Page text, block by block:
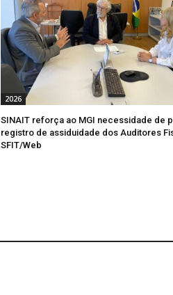
2026
SINAIT reforça ao MGI necessidade de
registro de assiduidade dos Auditores
SFIT/Web